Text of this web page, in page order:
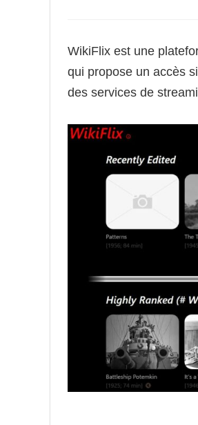
WikiFlix est une
qui propose un accès
des services de